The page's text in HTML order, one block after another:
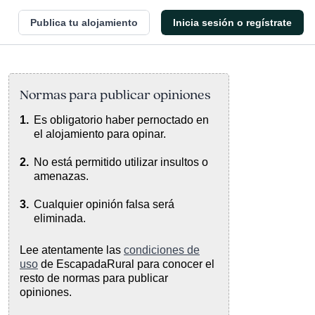
Publica tu alojamiento Inicia sesión o regístrate
Normas para publicar opiniones
Es obligatorio haber pernoctado en
el alojamiento para opinar.
No está permitido utilizar insultos o
amenazas.
Cualquier opinión falsa será
eliminada.
Lee atentamente las condiciones de
uso de EscapadaRural para conocer el
resto de normas para publicar
opiniones.